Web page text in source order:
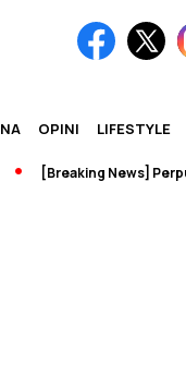
OPINI LIFESTYLE
[Breaking News]